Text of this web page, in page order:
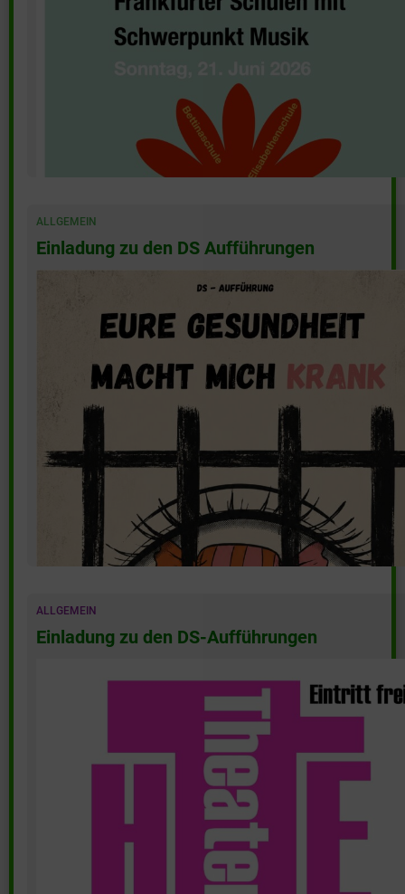
(mehr …)
ALLGEMEIN
Einladung zu den DS Aufführungen
ALLGEMEIN
Einladung zu den DS-Aufführungen